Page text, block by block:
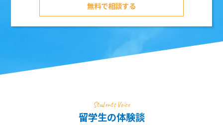
無料で相談する
Students Voice
留学生の体験談